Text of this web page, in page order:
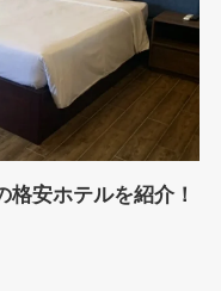
格安ホテルを紹介！